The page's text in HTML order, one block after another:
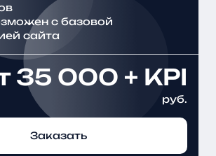
с базовой
сайта
35 000 + KPI
руб.
Заказать